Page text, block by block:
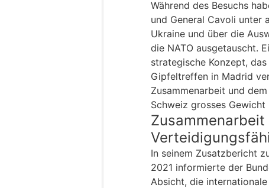
Während des Besuchs
und General Cavoli unter
Ukraine und über die
die NATO ausgetauscht.
strategische Konzept,
Gipfeltreffen in Madrid
Zusammenarbeit und
Schweiz grosses Gewicht
In seinem Zusatzbericht
2021 informierte der
Absicht, die